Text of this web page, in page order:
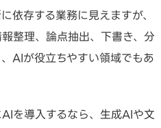
依存する業務に見えますが、
整理、論点抽出、下書き、分
AIが役立ちやすい領域でもあ
を導入するなら、生成AIや文